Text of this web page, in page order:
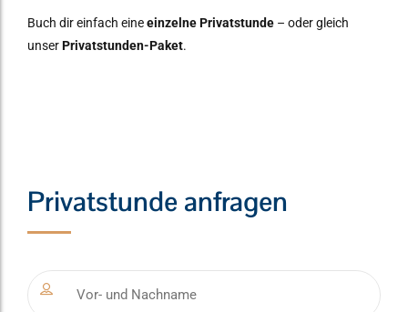
Buch dir einfach eineeinzelne Privatstunde – oder gleich
unserPrivatstunden-Paket.
Privatstunde anfragen